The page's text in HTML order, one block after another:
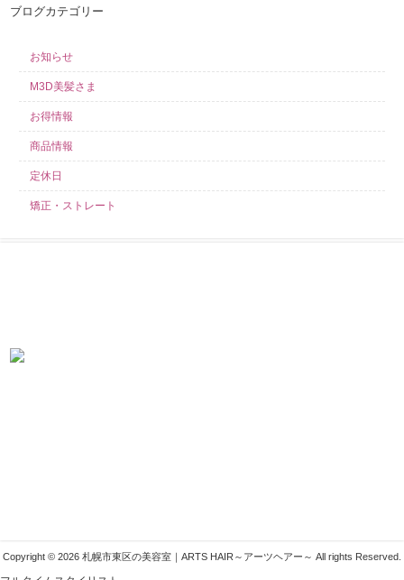
ブログカテゴリー
お知らせ
M3D美髪さま
お得情報
商品情報
定休日
矯正・ストレート
Copyright © 2026 札幌市東区の美容室｜ARTS HAIR～アーツヘアー～ All rights Reserved.